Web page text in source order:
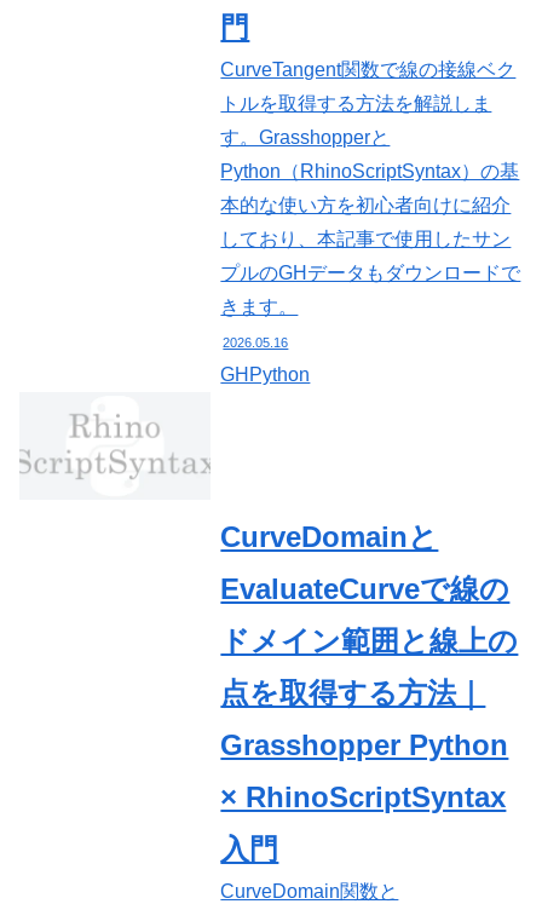
門
CurveTangent関数で線の接線ベク
トルを取得する方法を解説しま
す。Grasshopperと
Python（RhinoScriptSyntax）の基
本的な使い方を初心者向けに紹介
しており、本記事で使用したサン
プルのGHデータもダウンロードで
きます。
2026.05.16
GHPython
CurveDomainと
EvaluateCurveで線の
ドメイン範囲と線上の
点を取得する方法｜
Grasshopper Python
× RhinoScriptSyntax
入門
CurveDomain関数と